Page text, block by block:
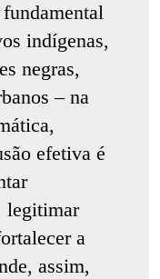
indígenas,
negras,
– na
efetiva é
legitimar
a
assim,